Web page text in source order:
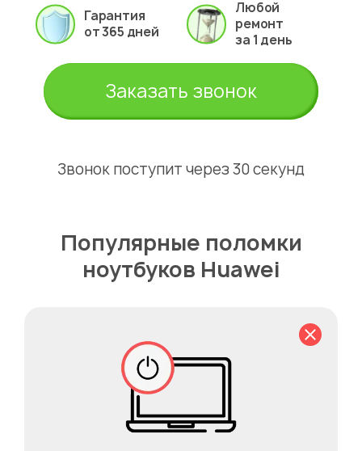
Гарантия
от 365 дней
Любой
ремонт
за 1 день
Заказать звонок
Звонок поступит через 30 секунд
Популярные поломки
ноутбуков Huawei